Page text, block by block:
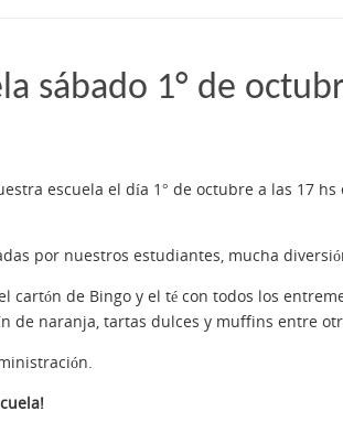
sábado 1° de
escuela el día 1° de octubre a las 17 hs
por nuestros estudiantes, mucha
cartón de Bingo y el té con todos los
de naranja, tartas dulces y muffins entre